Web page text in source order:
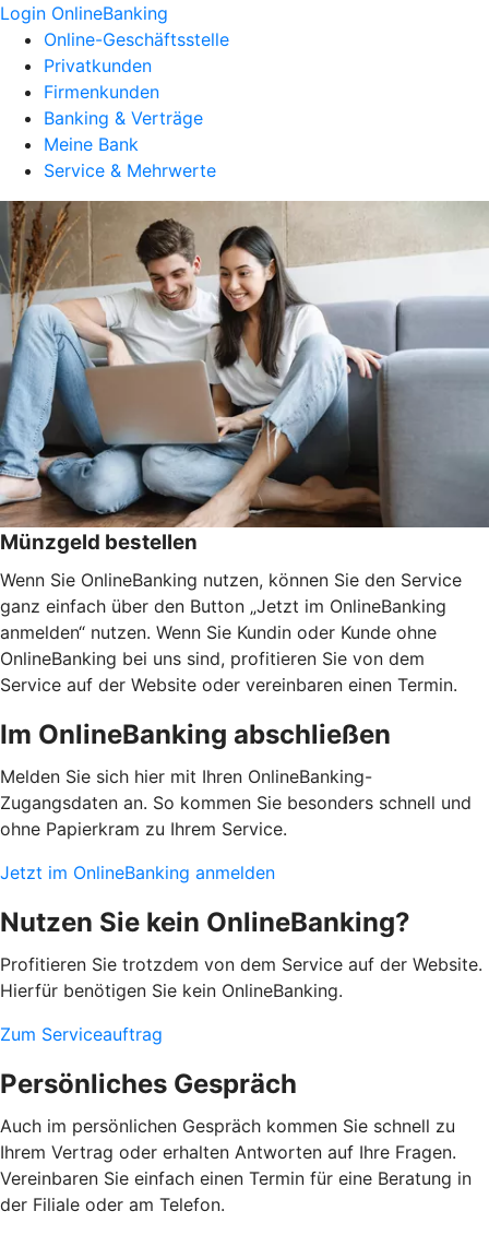
Login OnlineBanking
Online-Geschäftsstelle
Privatkunden
Firmenkunden
Banking & Verträge
Meine Bank
Service & Mehrwerte
Münzgeld bestellen
Wenn Sie OnlineBanking nutzen, können Sie den Service
ganz einfach über den Button „Jetzt im OnlineBanking
anmelden“ nutzen. Wenn Sie Kundin oder Kunde ohne
OnlineBanking bei uns sind, profitieren Sie von dem
Service auf der Website oder vereinbaren einen Termin.
Im OnlineBanking abschließen
Melden Sie sich hier mit Ihren OnlineBanking-
Zugangsdaten an. So kommen Sie besonders schnell und
ohne Papierkram zu Ihrem Service.
Jetzt im OnlineBanking anmelden
Nutzen Sie kein OnlineBanking?
Profitieren Sie trotzdem von dem Service auf der Website.
Hierfür benötigen Sie kein OnlineBanking.
Zum Serviceauftrag
Persönliches Gespräch
Auch im persönlichen Gespräch kommen Sie schnell zu
Ihrem Vertrag oder erhalten Antworten auf Ihre Fragen.
Vereinbaren Sie einfach einen Termin für eine Beratung in
der Filiale oder am Telefon.